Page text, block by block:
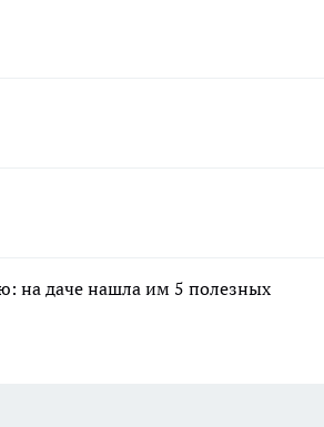
на даче нашла им 5 полезных